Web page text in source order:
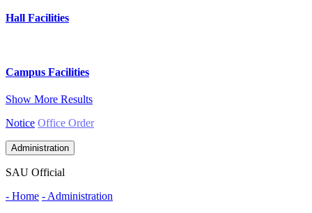
Hall Facilities
Campus Facilities
Show More Results
Notice Office Order
Administration
SAU Official
- Home - Administration